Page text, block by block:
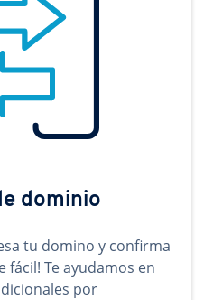
dominio
tu domino y confirma
fácil! Te ayudamos en
por